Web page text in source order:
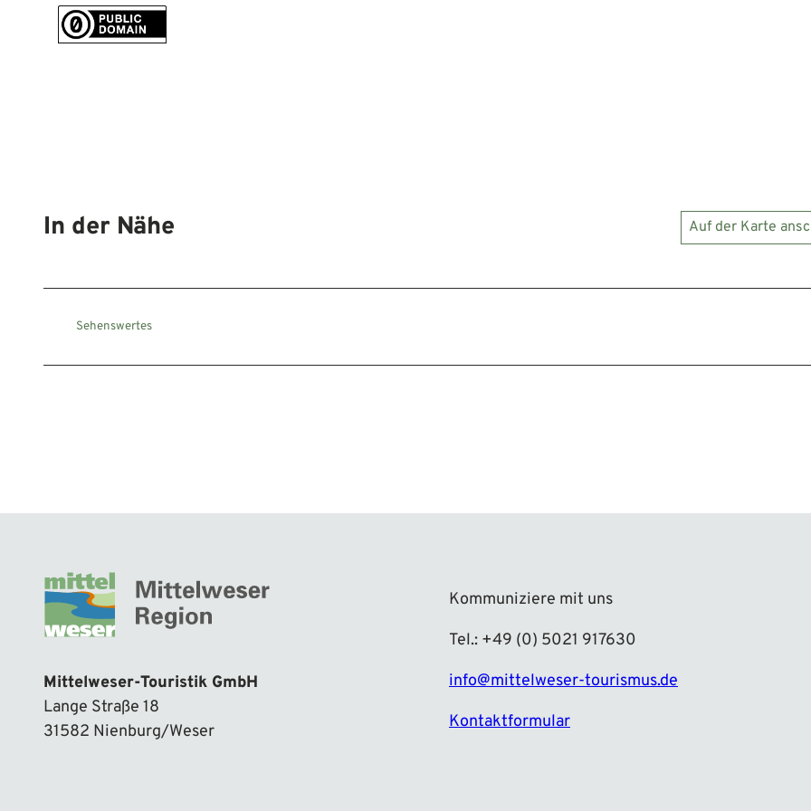
In der Nähe Auf der Karte
Sehenswertes
Mittelweser-Touristik GmbH
Lange Straße 18
31582 Nienburg/Weser
Kommuniziere mit uns
Tel.: +49 (0) 5021 917630
info@mittelweser-tourismus.de
Kontaktformular